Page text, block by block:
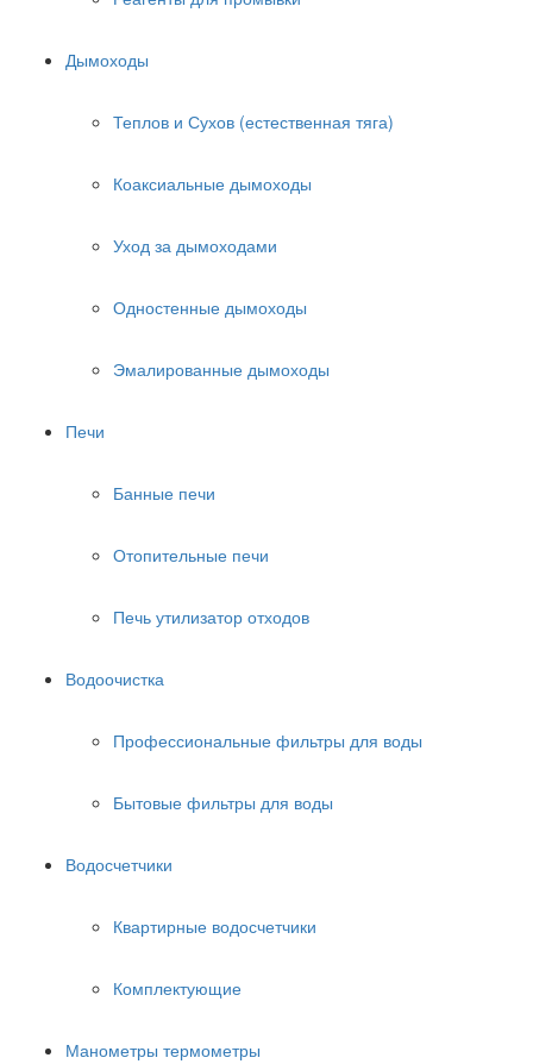
Дымоходы
Теплов и Сухов (естественная тяга)
Коаксиальные дымоходы
Уход за дымоходами
Одностенные дымоходы
Эмалированные дымоходы
Печи
Банные печи
Отопительные печи
Печь утилизатор отходов
Водоочистка
Профессиональные фильтры для воды
Бытовые фильтры для воды
Водосчетчики
Квартирные водосчетчики
Комплектующие
Манометры термометры